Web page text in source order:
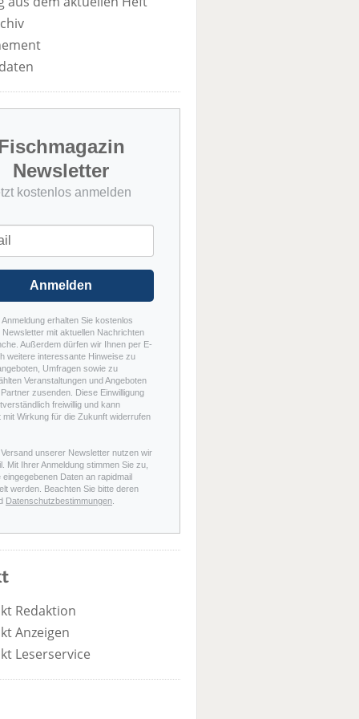
Newsletter
kostenlos anmelden
Anmelden
Anmeldung erhalten Sie kostenlos
Newsletter mit aktuellen Nachrichten
Außerdem dürfen wir Ihnen per E-
weitere interessante Hinweise zu
Umfragen sowie zu
Veranstaltungen und Angeboten
zusenden. Diese Einwilligung
freiwillig und kann
mit Wirkung für die Zukunft widerrufen
Versand unserer Newsletter nutzen wir
Mit Ihrer Anmeldung stimmen Sie zu,
eingegebenen Daten an rapidmail
werden. Beachten Sie bitte deren
Datenschutzbestimmungen
Redaktion
Anzeigen
Leserservice